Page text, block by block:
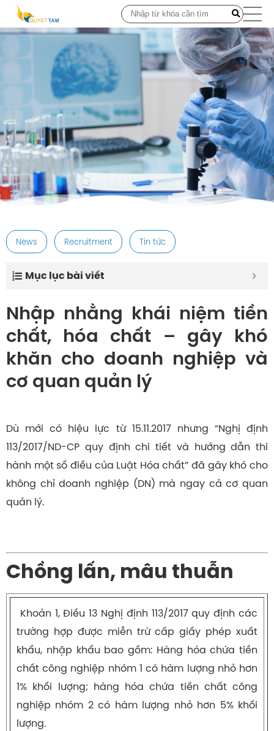
post
News Recruitment Tin tức
Mục lục bài viết
Nhập nhằng khái niệm tiền
chất, hóa chất – gây khó
khăn cho doanh nghiệp và
cơ quan quản lý
Dù mới có hiệu lực từ 15.11.2017 nhưng “Nghị định
113/2017/ND-CP quy định chi tiết và hướng dẫn thi
hành một số điều của Luật Hóa chất” đã gây khó cho
không chỉ doanh nghiệp (DN) mà ngay cả cơ quan
quản lý.
Chồng lấn, mâu thuẫn
Khoản 1, Điều 13 Nghị định 113/2017 quy định các
trường hợp được miễn trừ cấp giấy phép xuất
khẩu, nhập khẩu bao gồm: Hàng hóa chứa tiền
chất công nghiệp nhóm 1 có hàm lượng nhỏ hơn
1% khối lượng; hàng hóa chứa tiền chất công
nghiệp nhóm 2 có hàm lượng nhỏ hơn 5% khối
lượng.